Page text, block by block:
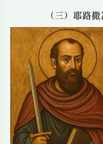
（三）耶路